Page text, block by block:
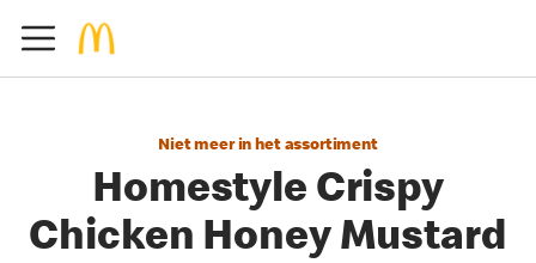
Niet meer in het assortiment
Homestyle Crispy
Chicken Honey Mustard